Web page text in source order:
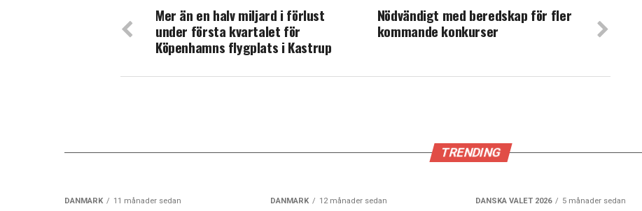
Nödvändigt med beredskap för fler
kommande konkurser
Mer än en halv miljard i förlust
under första kvartalet för
Köpenhamns flygplats i Kastrup
TRENDING
DANMARK 11 månader sedan DANMARK 12 månader sedan DANSKA VALET 2026 5 månader sedan